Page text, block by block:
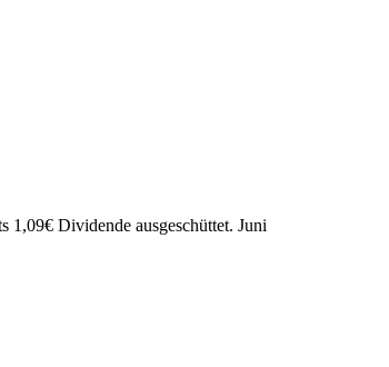
1,09€ Dividende ausgeschüttet. Juni